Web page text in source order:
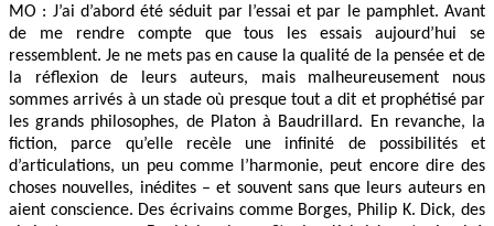
MO : J’ai d’abord été séduit par l’essai et par le pamphlet. Avant
de me rendre compte que tous les essais aujourd’hui se
ressemblent. Je ne mets pas en cause la qualité de la pensée et de
la réflexion de leurs auteurs, mais malheureusement nous
sommes arrivés à un stade où presque tout a dit et prophétisé par
les grands philosophes, de Platon à Baudrillard. En revanche, la
fiction, parce qu’elle recèle une infinité de possibilités et
d’articulations, un peu comme l’harmonie, peut encore dire des
choses nouvelles, inédites – et souvent sans que leurs auteurs en
aient conscience. Des écrivains comme Borges, Philip K. Dick, des